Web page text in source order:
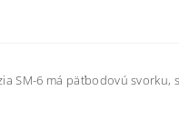
SM-6 má päťbodovú svorku,